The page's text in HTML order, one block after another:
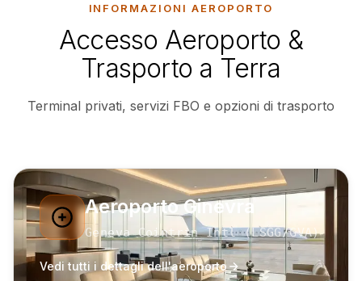
INFORMAZIONI AEROPORTO
Accesso Aeroporto &
Trasporto a Terra
Terminal privati, servizi FBO e opzioni di trasporto
Aeroporto Ginevra
Geneva Cointrin Intl(LSGG/GVA)
Vedi tutti i dettagli dell'aeroporto